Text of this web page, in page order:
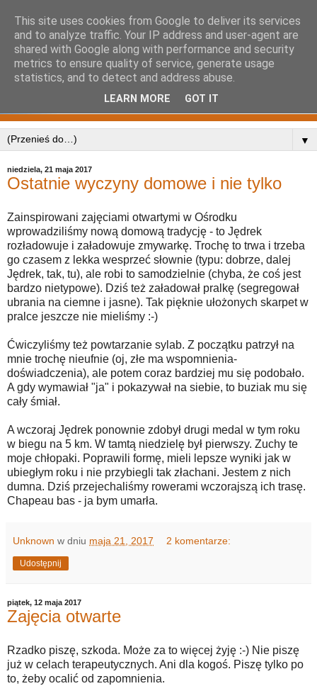
▼
niedziela, 21 maja 2017
Ostatnie wyczyny domowe i nie tylko
Zainspirowani zajęciami otwartymi w Ośrodku
wprowadziliśmy nową domową tradycję - to Jędrek
rozładowuje i załadowuje zmywarkę. Trochę to trwa i trzeba
go czasem z lekka wesprzeć słownie (typu: dobrze, dalej
Jędrek, tak, tu), ale robi to samodzielnie (chyba, że coś jest
bardzo nietypowe). Dziś też załadował pralkę (segregował
ubrania na ciemne i jasne). Tak pięknie ułożonych skarpet w
pralce jeszcze nie mieliśmy :-)
Ćwiczyliśmy też powtarzanie sylab. Z początku patrzył na
mnie trochę nieufnie (oj, złe ma wspomnienia-
doświadczenia), ale potem coraz bardziej mu się podobało.
A gdy wymawiał "ja" i pokazywał na siebie, to buziak mu się
cały śmiał.
A wczoraj Jędrek ponownie zdobył drugi medal w tym roku
w biegu na 5 km. W tamtą niedzielę był pierwszy. Zuchy te
moje chłopaki. Poprawili formę, mieli lepsze wyniki jak w
ubiegłym roku i nie przybiegli tak złachani. Jestem z nich
dumna. Dziś przejechaliśmy rowerami wczorajszą ich trasę.
Chapeau bas - ja bym umarła.
Unknown w dniu maja 21, 2017 2 komentarze:
Udostępnij
piątek, 12 maja 2017
Zajęcia otwarte
Rzadko piszę, szkoda. Może za to więcej żyję :-) Nie piszę
już w celach terapeutycznych. Ani dla kogoś. Piszę tylko po
to, żeby ocalić od zapomnienia.
This site uses cookies from Google to deliver its services
and to analyze traffic. Your IP address and user-agent are
shared with Google along with performance and security
metrics to ensure quality of service, generate usage
statistics, and to detect and address abuse.
LEARN MORE GOT IT